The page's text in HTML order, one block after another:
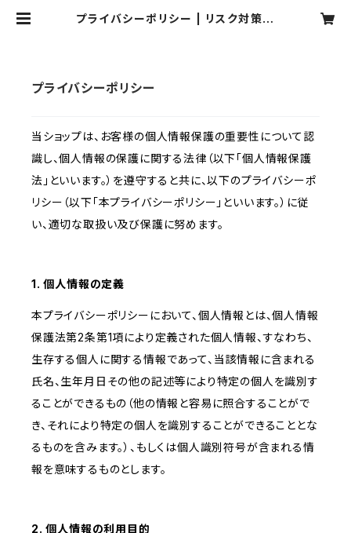
プライバシーポリシー | リスク対策.c
プライバシーポリシー
当ショップは、お客様の個人情報保護の重要性について認
識し、個人情報の保護に関する法律（以下「個人情報保護
法」といいます。）を遵守すると共に、以下のプライバシーポ
リシー（以下「本プライバシーポリシー」といいます。）に従
い、適切な取扱い及び保護に努めます。
1. 個人情報の定義
本プライバシーポリシーにおいて、個人情報とは、個人情報
保護法第2条第1項により定義された個人情報、すなわち、
生存する個人に関する情報であって、当該情報に含まれる
氏名、生年月日その他の記述等により特定の個人を識別す
ることができるもの（他の情報と容易に照合することがで
き、それにより特定の個人を識別することができることとな
るものを含みます。）、もしくは個人識別符号が含まれる情
報を意味するものとします。
2. 個人情報の利用目的